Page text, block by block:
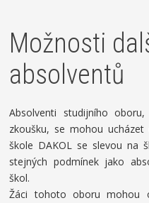
Možnosti
absolventů
Absolventi studijního
zkoušku, se mohou
škole DAKOL se slevou na
stejných podmínek jako
škol.
Žáci tohoto oboru mohou